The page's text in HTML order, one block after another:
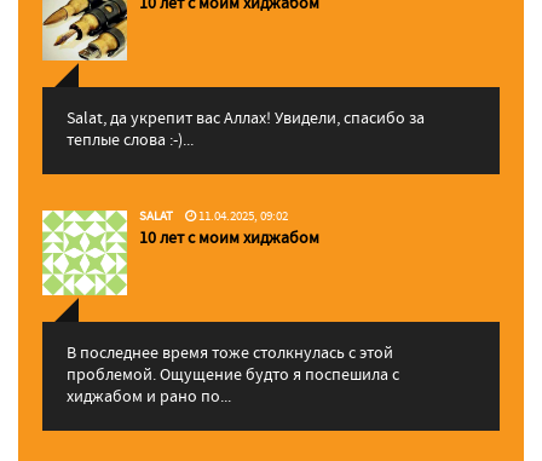
Salat, да укрепит вас Аллаx! Увидели, спасибо за
теплые слова :-)...
SALAT 11.04.2025, 09:02
10 лет с моим хиджабом
В последнее время тоже столкнулась с этой
проблемой. Ощущение будто я поспешила с
хиджабом и рано по...